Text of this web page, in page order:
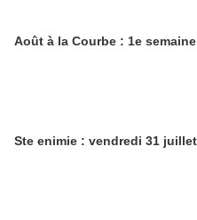
Août à la Courbe : 1e semaine
Ste enimie : vendredi 31 juillet